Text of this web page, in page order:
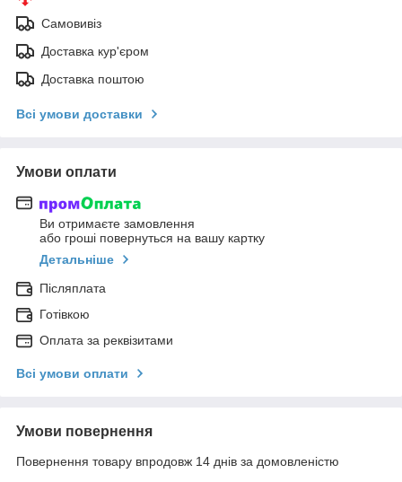
Самовивіз
Доставка кур'єром
Доставка поштою
Всі умови доставки
Умови оплати
Ви отримаєте замовлення
або гроші повернуться на вашу картку
Детальніше
Післяплата
Готівкою
Оплата за реквізитами
Всі умови оплати
Умови повернення
Повернення товару впродовж 14 днів за домовленістю